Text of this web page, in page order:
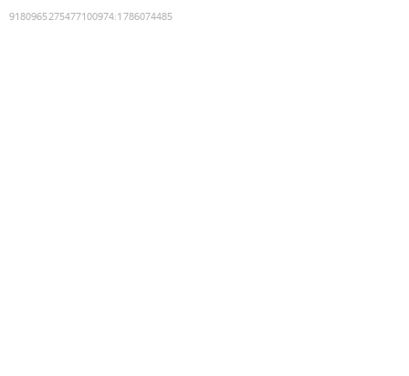
9180965275477100974:1786074485